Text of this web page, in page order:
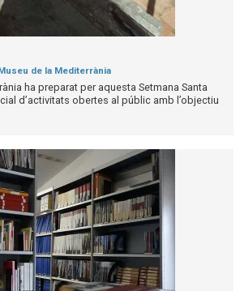
de la Mediterrània
ha preparat per aquesta Setmana Santa
d’activitats obertes al públic amb l’objectiu